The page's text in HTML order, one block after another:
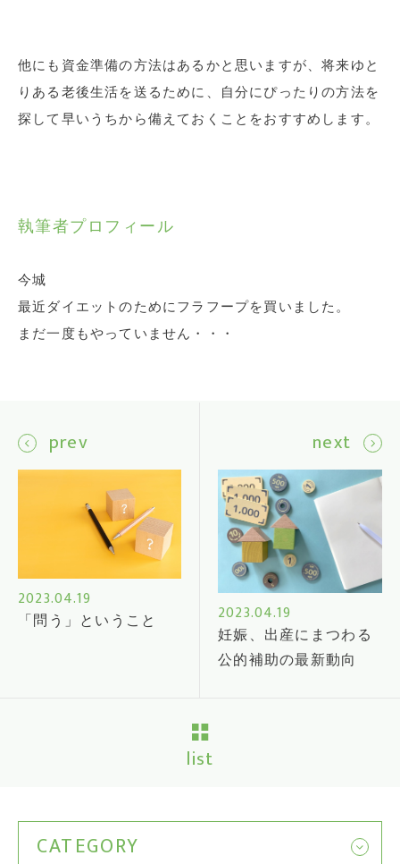
他にも資金準備の方法はあるかと思いますが、将来ゆと
りある老後生活を送るために、自分にぴったりの方法を
探して早いうちから備えておくことをおすすめします。
執筆者プロフィール
今城
最近ダイエットのためにフラフープを買いました。
まだ一度もやっていません・・・
prev
2023.04.19
「問う」ということ
next
2023.04.19
妊娠、出産にまつわる
公的補助の最新動向
list
CATEGORY